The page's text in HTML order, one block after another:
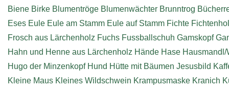
Biene Birke Blumentröge Blumenwächter Brunntrog
Eses Eule Eule am Stamm Eule auf Stamm Fichte
Frosch aus Lärchenholz Fuchs Fussballschuh Gamskopf
Hahn und Henne aus Lärchenholz Hände Hase Hausmandl/
Hugo der Minzenkopf Hund Hütte mit Bäumen Jesusbild
Kleine Maus Kleines Wildschwein Krampusmaske Kranich